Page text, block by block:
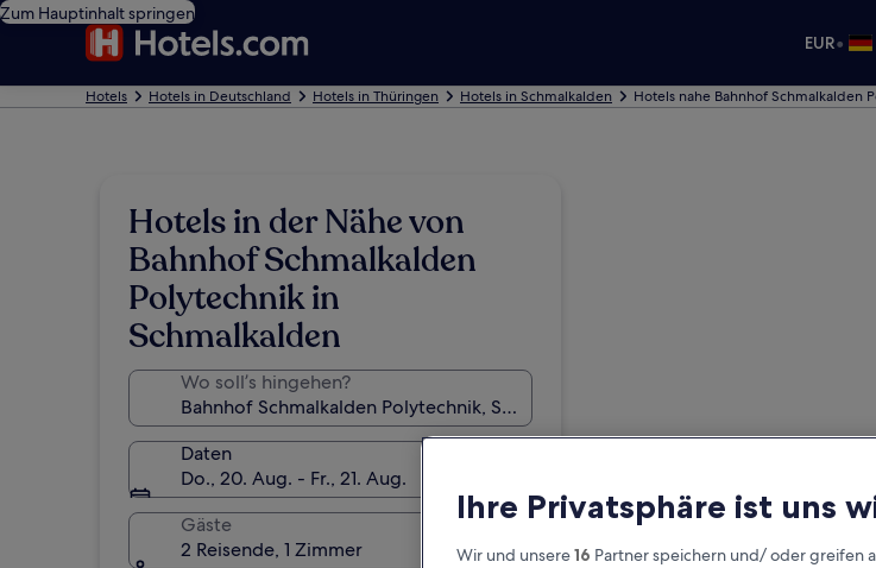
Zum Hauptinhalt springen
EUR•
Hotels Hotels in Deutschland Hotels in Thüringen Hotels in Schmalkalden Hotels nahe Bahnhof Schmalkalden
Hotels in der Nähe von
Bahnhof Schmalkalden
Polytechnik in
Schmalkalden
Wo soll’s hingehen?
Daten
Do., 20. Aug. - Fr., 21. Aug.
Gäste
2 Reisende, 1 Zimmer
Ihre Privatsphäre ist uns
Wir und unsere16 Partner speichern und/ oder greifen